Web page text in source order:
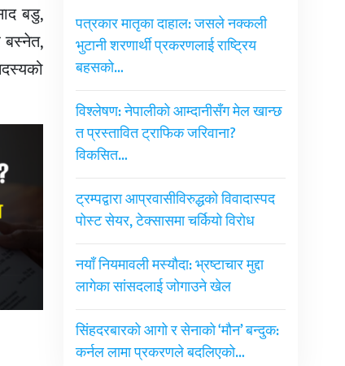
बडु,
बस्नेत,
पत्रकार मातृका दाहाल: जसले नक्कली
भुटानी शरणार्थी प्रकरणलाई राष्ट्रिय
बहसको…
विश्लेषण: नेपालीको आम्दानीसँग मेल खान्छ
त प्रस्तावित ट्राफिक जरिवाना?
विकसित…
ट्रम्पद्वारा आप्रवासीविरुद्धको विवादास्पद
पोस्ट सेयर, टेक्सासमा चर्कियो विरोध
नयाँ नियमावली मस्यौदा: भ्रष्टाचार मुद्दा
लागेका सांसदलाई जोगाउने खेल
सिंहदरबारको आगो र सेनाको ‘मौन’ बन्दुक:
कर्नल लामा प्रकरणले बदलिएको…